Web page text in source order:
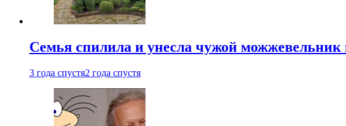
Семья спилила и унесла чужой можжевельник
3 года спустя2 года спустя